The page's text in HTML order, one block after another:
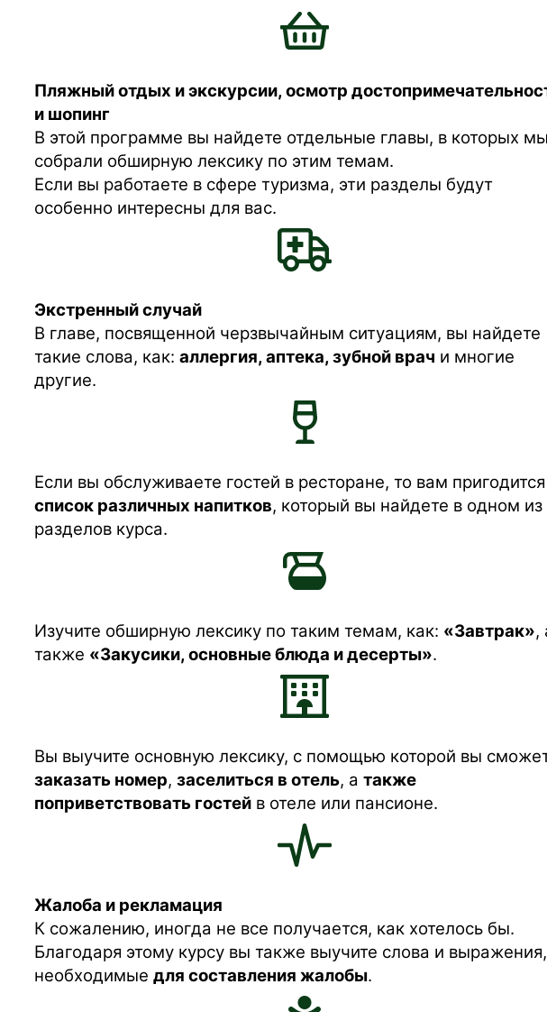
Пляжный отдых и экскурсии, осмотр
и шопинг
В этой программе вы найдете отдельные главы, в которых
собрали обширную лексику по этим темам.
Если вы работаете в сфере туризма, эти разделы будут
особенно интересны для вас.
Экстренный случай
В главе, посвященной черзвычайным ситуациям, вы найдете
такие слова, как: аллергия, аптека, зубной врач и многие
другие.
Если вы обслуживаете гостей в ресторане, то вам пригодится
список различных напитков, который вы найдете в одном из
разделов курса.
Изучите обширную лексику по таким темам, как: «Завтрак»,
также «Закусики, основные блюда и десерты».
Вы выучите основную лексику, с помощью которой вы
заказать номер, заселиться в отель, а также
поприветствовать гостей в отеле или пансионе.
Жалоба и рекламация
К сожалению, иногда не все получается, как хотелось бы.
Благодаря этому курсу вы также выучите слова и выражения,
необходимые для составления жалобы.